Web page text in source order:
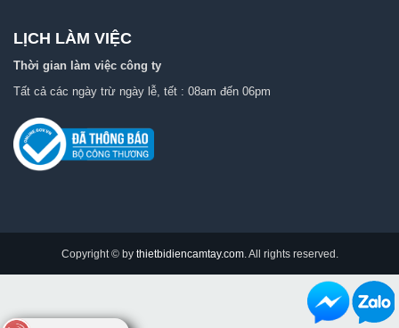
LỊCH LÀM VIỆC
Thời gian làm việc công ty
Tất cả các ngày trừ ngày lễ, tết : 08am đến 06pm
Copyright © by thietbidiencamtay.com. All rights reserved.